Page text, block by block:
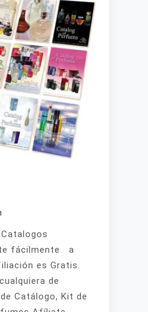
fácilmente a
es Gratis.
de
Catálogo, Kit de